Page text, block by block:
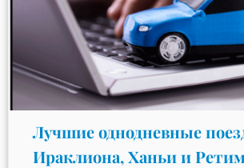
Лучшие однодневные
Ираклиона, Ханьи и